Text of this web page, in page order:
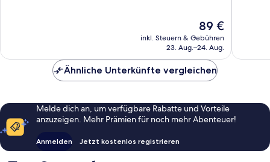
Der
Preis
beträgt
89 €
inkl. Steuern & Gebühren
23. Aug.–24. Aug.
Ähnliche Unterkünfte vergleichen
Melde dich an, um verfügbare Rabatte und Vorteile
anzuzeigen. Mehr Prämien für noch mehr Abenteuer!
Anmelden Jetzt kostenlos registrieren